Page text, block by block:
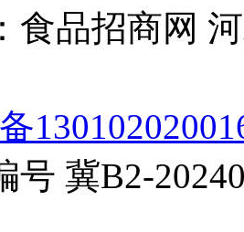
食品招商网
号 冀B2-